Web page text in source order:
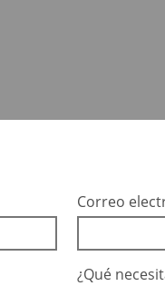
Correo
¿Qué